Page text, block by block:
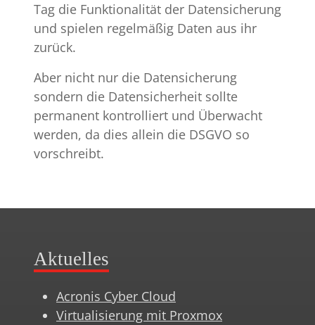
Tag die Funktionalität der Datensicherung
und spielen regelmäßig Daten aus ihr
zurück.
Aber nicht nur die Datensicherung
sondern die Datensicherheit sollte
permanent kontrolliert und Überwacht
werden, da dies allein die DSGVO so
vorschreibt.
Aktuelles
Acronis Cyber Cloud
Virtualisierung mit Proxmox